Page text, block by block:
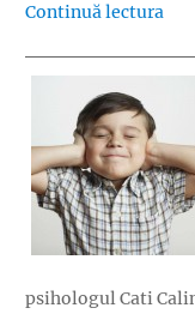
Continuă lectura
psihologul Cati